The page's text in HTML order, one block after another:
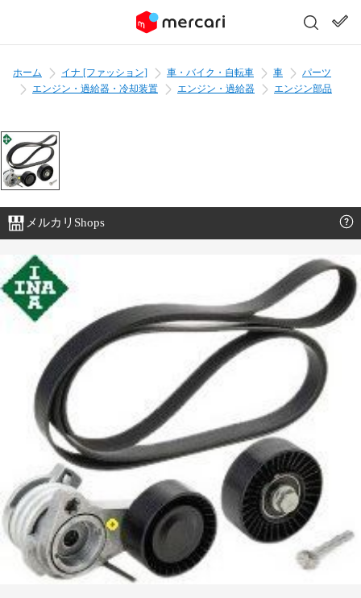
ホーム イナ [ファッション] 車・バイク・自転車 車
パーツ
エンジン・過給器・冷却装置
エンジン・過給器 エンジン部品
メルカリShops